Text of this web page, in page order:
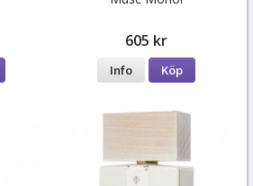
605 kr
Info Köp